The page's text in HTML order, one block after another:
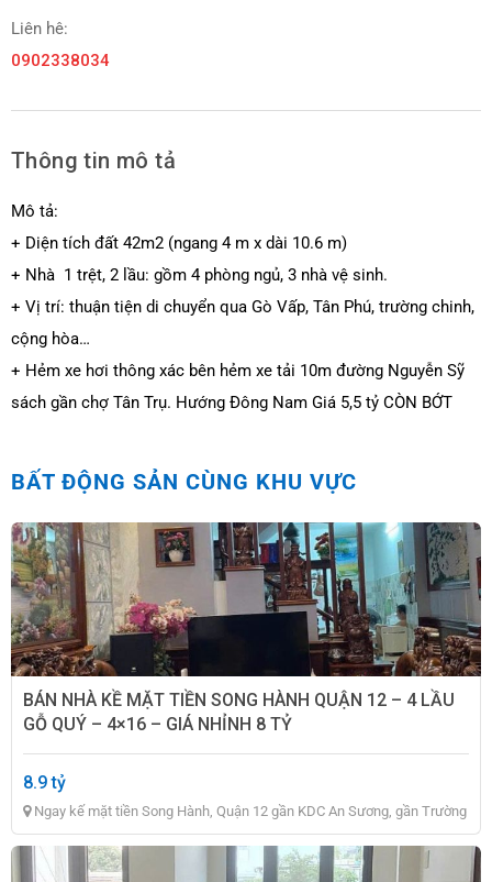
Liên hê:
0902338034
Thông tin mô tả
Mô tả:
+ Diện tích đất 42m2 (ngang 4 m x dài 10.6 m)
+ Nhà 1 trệt, 2 lầu: gồm 4 phòng ngủ, 3 nhà vệ sinh.
+ Vị trí: thuận tiện di chuyển qua Gò Vấp, Tân Phú, trường chinh,
cộng hòa…
+ Hẻm xe hơi thông xác bên hẻm xe tải 10m đường Nguyễn Sỹ
sách gần chợ Tân Trụ. Hướng Đông Nam Giá 5,5 tỷ CÒN BỚT
BẤT ĐỘNG SẢN CÙNG KHU VỰC
BÁN NHÀ KỀ MẶT TIỀN SONG HÀNH QUẬN 12 – 4 LẦU
GỖ QUÝ – 4×16 – GIÁ NHỈNH 8 TỶ
8.9 tỷ
Ngay kế mặt tiền Song Hành, Quận 12 gần KDC An Sương, gần Trường
Chinh